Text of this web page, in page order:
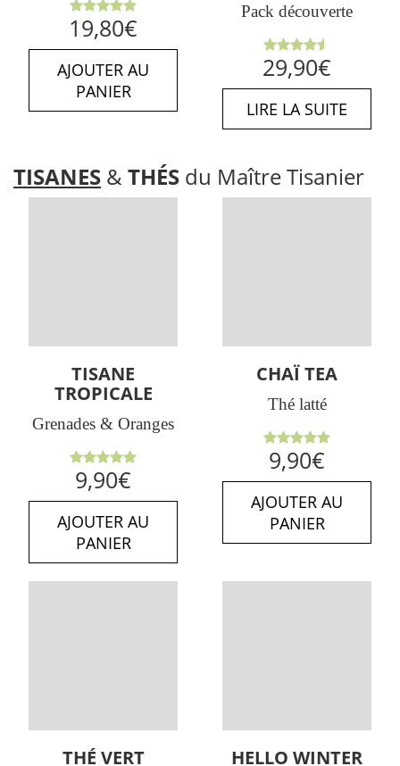
Note5.00
sur 5
19,80€
AJOUTER AU
PANIER
Pack découverte
Note
4.50sur
5
29,90€
LIRE LA SUITE
TISANES & THÉS du Maître Tisanier
TISANE
TROPICALE
Grenades & Oranges
Note5.00
sur 5
9,90€
AJOUTER AU
PANIER
CHAÏ TEA
Thé latté
Note5.00
sur 5
9,90€
AJOUTER AU
PANIER
THÉ VERT
HELLO WINTER